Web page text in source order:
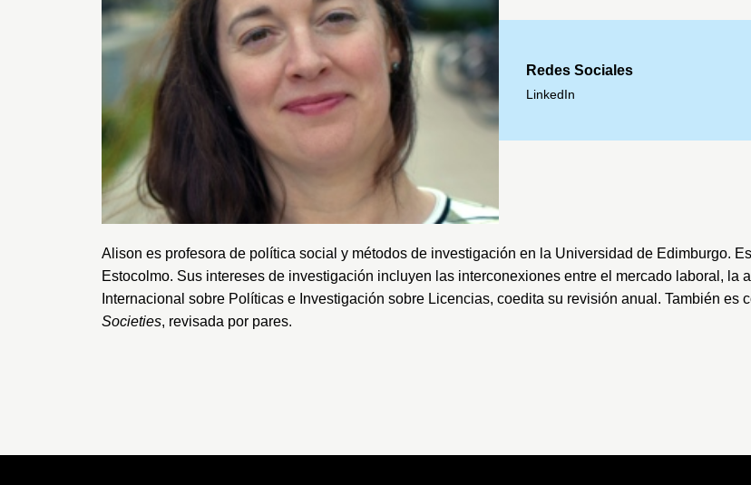
Redes Sociales
LinkedIn
Alison es profesora de política social y métodos de investigación en la Universidad de Edimburgo.
Estocolmo. Sus intereses de investigación incluyen las interconexiones entre el mercado laboral, la
Internacional sobre Políticas e Investigación sobre Licencias, coedita su revisión anual. También es
Societies, revisada por pares.